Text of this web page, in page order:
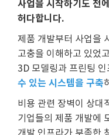
사업을 시작하기도 전
허다합니다.
제품 개발부터 사업을
고충을 이해하고 있었
3D 모델링과 프린팅 인
수 있는 시스템을 구축
비용 관련 장벽이 상대
기업들의 제품 개발에